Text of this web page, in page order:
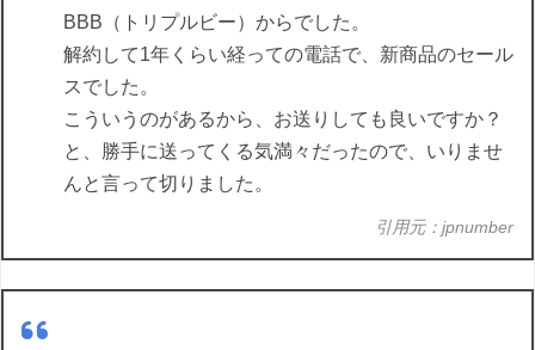
BBB（トリプルビー）からでした。
解約して1年くらい経っての電話で、新商品のセール
スでした。
こういうのがあるから、お送りしても良いですか？
と、勝手に送ってくる気満々だったので、いりませ
んと言って切りました。
引用元：jpnumber